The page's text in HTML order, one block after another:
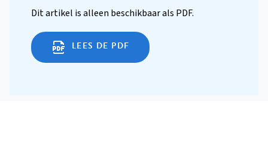
Dit artikel is alleen beschikbaar als PDF.
LEES DE PDF